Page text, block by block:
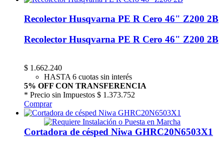
Recolector Husqvarna PE R Cero 46" Z200 2B
Recolector Husqvarna PE R Cero 46" Z200 2B
$ 1.662.240
HASTA 6 cuotas sin interés
5% OFF CON TRANSFERENCIA
* Precio sin Impuestos $ 1.373.752
Comprar
Cortadora de césped Niwa GHRC20N6503X1